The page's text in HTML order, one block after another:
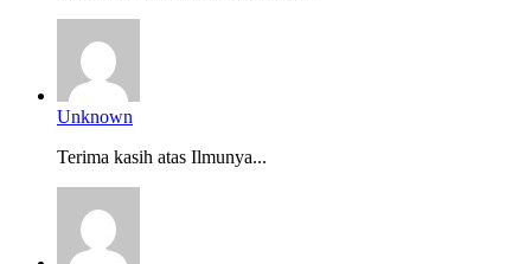
Unknown
Terima kasih atas Ilmunya...